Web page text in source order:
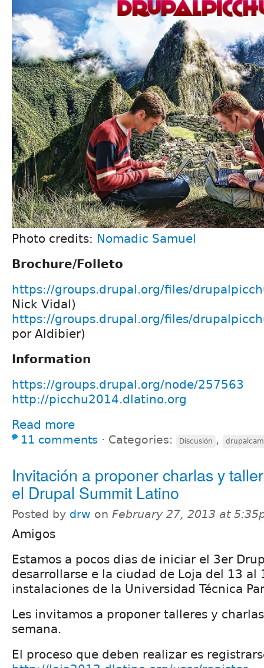
Photo credits: Nomadic Samuel
Brochure/Folleto
https://groups.drupal.org/files/
Nick Vidal)
https://groups.drupal.org/files/
por Aldibier)
Information
https://groups.drupal.org/node/257563
http://picchu2014.dlatino.org
Read more
11 comments ⋅ Categories: Discusión ,
Invitación a proponer charlas y
el Drupal Summit Latino
Posted by drw on February 27, 2013 at
Amigos
Estamos a pocos dias de iniciar el 3er
desarrollarse e la ciudad de Loja del 13 al
instalaciones de la Universidad Técnica
Les invitamos a proponer talleres y
semana.
El proceso que deben realizar es